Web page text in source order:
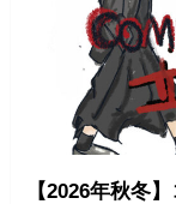
【2026年秋冬